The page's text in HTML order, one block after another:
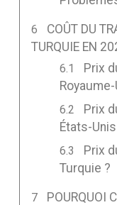
COÛT DU
TURQUIE EN
Prix
Royaume-
Prix
États-
Prix
Turquie ?
POURQUOI